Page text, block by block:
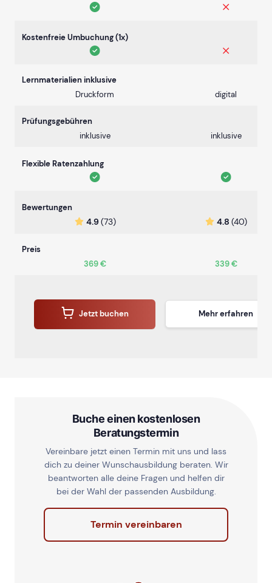
Kostenfreie Umbuchung (1x)
Lernmaterialien inklusive
Druckform
digital
Prüfungsgebühren
inklusive
inklusive
Flexible Ratenzahlung
Bewertungen
4.9(73) 4.8 (40)
Preis
369 €
339 €
Jetzt buchen Mehr erfahren
Buche einen kostenlosen
Beratungstermin
Vereinbare jetzt einen Termin mit uns und lass
dich zu deiner Wunschausbildung beraten. Wir
beantworten alle deine Fragen und helfen dir
bei der Wahl der passenden Ausbildung.
Termin vereinbaren